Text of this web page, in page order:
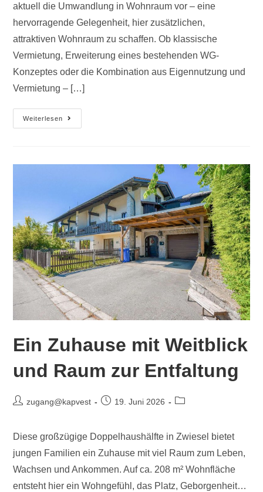
aktuell die Umwandlung in Wohnraum vor – eine
hervorragende Gelegenheit, hier zusätzlichen,
attraktiven Wohnraum zu schaffen. Ob klassische
Vermietung, Erweiterung eines bestehenden WG-
Konzeptes oder die Kombination aus Eigennutzung und
Vermietung – […]
Weiterlesen
Ein Zuhause mit Weitblick
und Raum zur Entfaltung
zugang@kapvest 19. Juni 2026
Diese großzügige Doppelhaushälfte in Zwiesel bietet
jungen Familien ein Zuhause mit viel Raum zum Leben,
Wachsen und Ankommen. Auf ca. 208 m² Wohnfläche
entsteht hier ein Wohngefühl, das Platz, Geborgenheit…